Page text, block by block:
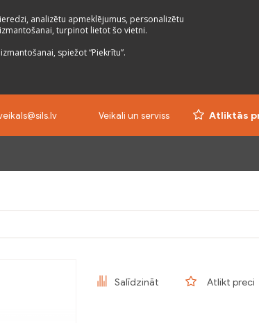
analizētu apmeklējumus, personalizētu
turpinot lietot šo vietni.
spiežot “Piekrītu”.
Veikali un serviss Atliktās
Salīdzināt Atlikt preci